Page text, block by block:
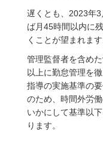
遅くとも、2023年
ば月45時間以内に
くことが望まれます
管理監督者を含め
以上に勤怠管理を
指導の実施基準の
のため、時間外労
いかにして基準以
ります。